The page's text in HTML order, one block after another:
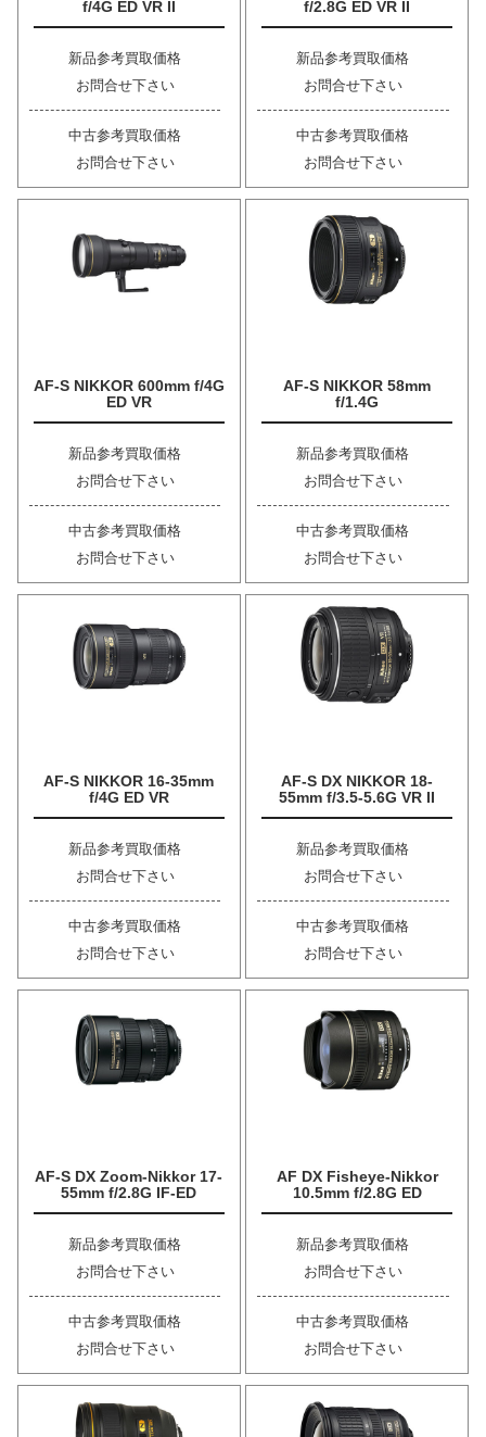
f/4G ED VR II
新品参考買取価格
お問合せ下さい
中古参考買取価格
お問合せ下さい
f/2.8G ED VR II
新品参考買取価格
お問合せ下さい
中古参考買取価格
お問合せ下さい
AF-S NIKKOR 600mm f/4G
ED VR
新品参考買取価格
お問合せ下さい
中古参考買取価格
お問合せ下さい
AF-S NIKKOR 58mm
f/1.4G
新品参考買取価格
お問合せ下さい
中古参考買取価格
お問合せ下さい
AF-S NIKKOR 16-35mm
f/4G ED VR
新品参考買取価格
お問合せ下さい
中古参考買取価格
お問合せ下さい
AF-S DX NIKKOR 18-
55mm f/3.5-5.6G VR II
新品参考買取価格
お問合せ下さい
中古参考買取価格
お問合せ下さい
AF-S DX Zoom-Nikkor 17-
55mm f/2.8G IF-ED
新品参考買取価格
お問合せ下さい
中古参考買取価格
お問合せ下さい
AF DX Fisheye-Nikkor
10.5mm f/2.8G ED
新品参考買取価格
お問合せ下さい
中古参考買取価格
お問合せ下さい